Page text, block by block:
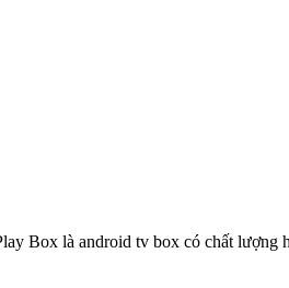
là android tv box có chất lượng